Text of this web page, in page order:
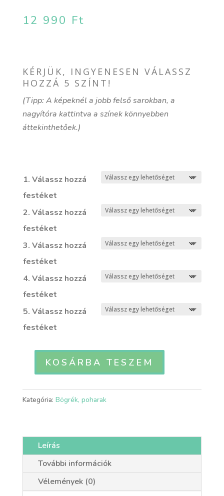
12 990 Ft
KÉRJÜK, INGYENESEN VÁLASSZ
HOZZÁ 5 SZÍNT!
(Tipp: A képeknél a jobb felső sarokban, a
nagyítóra kattintva a színek könnyebben
áttekinthetőek.)
1. Válassz hozzá
festéket
2. Válassz hozzá
festéket
3. Válassz hozzá
festéket
4. Válassz hozzá
festéket
5. Válassz hozzá
festéket
Mega-
bögre,
es
mennyiség
KOSÁRBA TESZEM
Kategória: Bögrék, poharak
Leírás
További információk
Vélemények (0)